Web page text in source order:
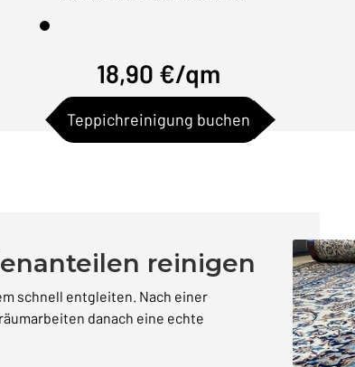
18,90 €/qm
Teppichreinigung buchen
reinigen
schnell entgleiten. Nach einer
danach eine echte